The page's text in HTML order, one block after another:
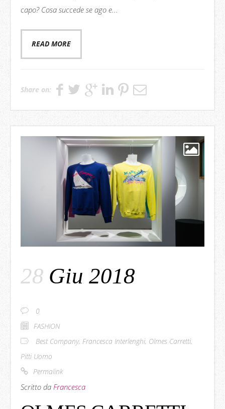
capo? Cosa succede se ago e...
READ MORE
Share on:
28 Giu 2018
0
FASHION
Best Company, Francesca Interlenghi, Olmes Carretti,
Pitti Uomo
Permalink
Scritto da Francesca